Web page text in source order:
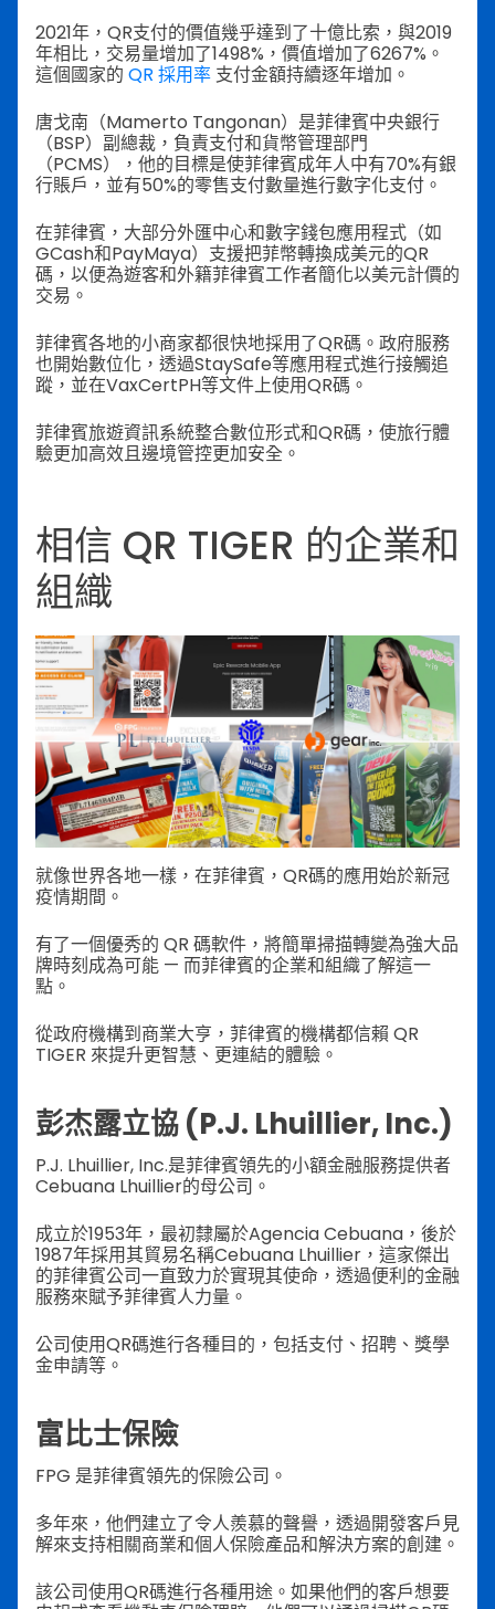
2021年，QR支付的價值幾乎達到了十億比索，與2019
年相比，交易量增加了1498%，價值增加了6267%。
這個國家的 QR 採用率支付金額持續逐年增加。
唐戈南（Mamerto Tangonan）是菲律賓中央銀行
（BSP）副總裁，負責支付和貨幣管理部門
（PCMS），他的目標是使菲律賓成年人中有70%有銀
行賬戶，並有50%的零售支付數量進行數字化支付。
在菲律賓，大部分外匯中心和數字錢包應用程式（如
GCash和PayMaya）支援把菲幣轉換成美元的QR
碼，以便為遊客和外籍菲律賓工作者簡化以美元計價的
交易。
菲律賓各地的小商家都很快地採用了QR碼。政府服務
也開始數位化，透過StaySafe等應用程式進行接觸追
蹤，並在VaxCertPH等文件上使用QR碼。
菲律賓旅遊資訊系統整合數位形式和QR碼，使旅行體
驗更加高效且邊境管控更加安全。
相信 QR TIGER 的企業和
組織
就像世界各地一樣，在菲律賓，QR碼的應用始於新冠
疫情期間。
有了一個優秀的 QR 碼軟件，將簡單掃描轉變為強大品
牌時刻成為可能 — 而菲律賓的企業和組織了解這一
點。
從政府機構到商業大亨，菲律賓的機構都信賴 QR
TIGER 來提升更智慧、更連結的體驗。
彭杰露立協 (P.J. Lhuillier, Inc.)
P.J. Lhuillier, Inc.是菲律賓領先的小額金融服務提供者
Cebuana Lhuillier的母公司。
成立於1953年，最初隸屬於Agencia Cebuana，後於
1987年採用其貿易名稱Cebuana Lhuillier，這家傑出
的菲律賓公司一直致力於實現其使命，透過便利的金融
服務來賦予菲律賓人力量。
公司使用QR碼進行各種目的，包括支付、招聘、獎學
金申請等。
富比士保險
FPG 是菲律賓領先的保險公司。
多年來，他們建立了令人羨慕的聲譽，透過開發客戶見
解來支持相關商業和個人保險產品和解決方案的創建。
該公司使用QR碼進行各種用途。如果他們的客戶想要